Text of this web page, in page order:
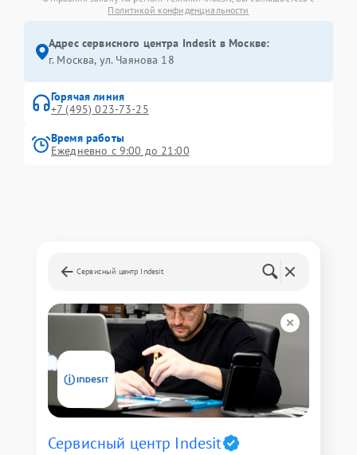
Политикой конфиденциальности
Адрес сервисного центра Indesit в Москве:
г. Москва, ул. Чаянова 18
Горячая линия
+7 (495) 023-73-25
Время работы
Ежедневно с 9:00 до 21:00
Сервисный центр Indesit
Сервисный центр Indesit